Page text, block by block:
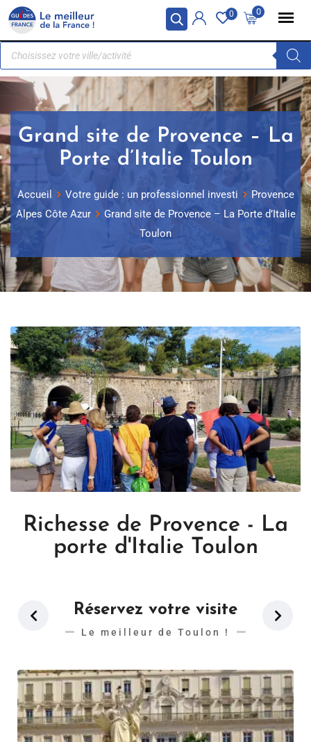
Panneau de gestion des cookies 0
0
Grand site de Provence – La
Porte d’Italie Toulon
Accueil Votre guide : un professionnel investi
Provence
Alpes Côte Azur
Grand site de Provence – La Porte d’Italie
Toulon
Richesse de Provence - La
porte d'Italie Toulon
Réservez votre visite
Le meilleur de Toulon !